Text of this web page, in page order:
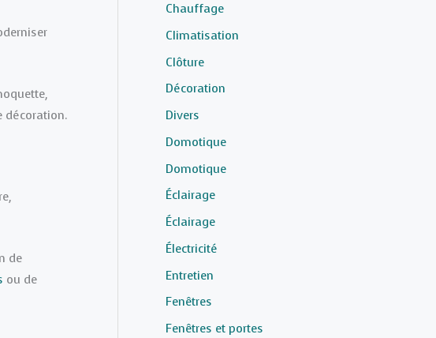
décoration.
de
ou de
Chauffage
Climatisation
Clôture
Décoration
Divers
Domotique
Domotique
Éclairage
Éclairage
Électricité
Entretien
Fenêtres
Fenêtres et portes